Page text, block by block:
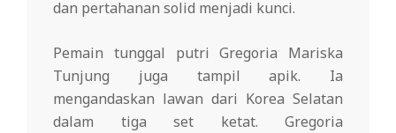
dan pertahanan solid menjadi kunci.
Pemain tunggal putri Gregoria Mariska
Tunjung juga tampil apik. Ia
mengandaskan lawan dari Korea Selatan
dalam tiga set ketat. Gregoria